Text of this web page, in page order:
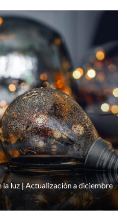
la luz | Actualización a diciembre